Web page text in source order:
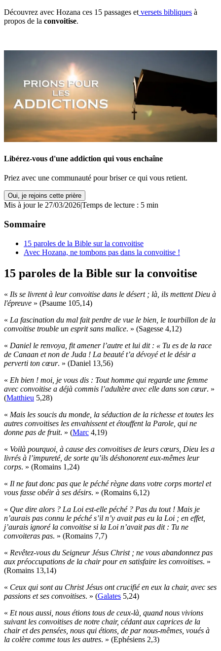
Découvrez avec Hozana ces 15 passages et versets bibliques à
propos de la convoitise.
Libérez-vous d'une addiction qui vous enchaîne
Priez avec une communauté pour briser ce qui vous retient.
Oui, je rejoins cette prière
Mis à jour le 27/03/2026|Temps de lecture : 5 min
Sommaire
15 paroles de la Bible sur la convoitise
Avec Hozana, ne tombons pas dans la convoitise !
15 paroles de la Bible sur la convoitise
« Ils se livrent à leur convoitise dans le désert ; là, ils mettent Dieu à
l'épreuve » (Psaume 105,14)
« La fascination du mal fait perdre de vue le bien, le tourbillon de la
convoitise trouble un esprit sans malice. » (Sagesse 4,12)
« Daniel le renvoya, fit amener l’autre et lui dit : « Tu es de la race
de Canaan et non de Juda ! La beauté t’a dévoyé et le désir a
perverti ton cœur. » (Daniel 13,56)
« Eh bien ! moi, je vous dis : Tout homme qui regarde une femme
avec convoitise a déjà commis l’adultère avec elle dans son cœur. »
(Matthieu 5,28)
« Mais les soucis du monde, la séduction de la richesse et toutes les
autres convoitises les envahissent et étouffent la Parole, qui ne
donne pas de fruit. » (Marc 4,19)
« Voilà pourquoi, à cause des convoitises de leurs cœurs, Dieu les a
livrés à l’impureté, de sorte qu’ils déshonorent eux-mêmes leur
corps. » (Romains 1,24)
« Il ne faut donc pas que le péché règne dans votre corps mortel et
vous fasse obéir à ses désirs. » (Romains 6,12)
« Que dire alors ? La Loi est-elle péché ? Pas du tout ! Mais je
n’aurais pas connu le péché s’il n’y avait pas eu la Loi ; en effet,
j’aurais ignoré la convoitise si la Loi n’avait pas dit : Tu ne
convoiteras pas. » (Romains 7,7)
« Revêtez-vous du Seigneur Jésus Christ ; ne vous abandonnez pas
aux préoccupations de la chair pour en satisfaire les convoitises. »
(Romains 13,14)
« Ceux qui sont au Christ Jésus ont crucifié en eux la chair, avec ses
passions et ses convoitises. » (Galates 5,24)
« Et nous aussi, nous étions tous de ceux-là, quand nous vivions
suivant les convoitises de notre chair, cédant aux caprices de la
chair et des pensées, nous qui étions, de par nous-mêmes, voués à
la colère comme tous les autres. » (Ephésiens 2,3)